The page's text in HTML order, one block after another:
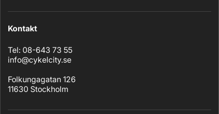
Kontakt
Tel: 08-643 73 55
info@cykelcity.se
Folkungagatan 126
11630 Stockholm